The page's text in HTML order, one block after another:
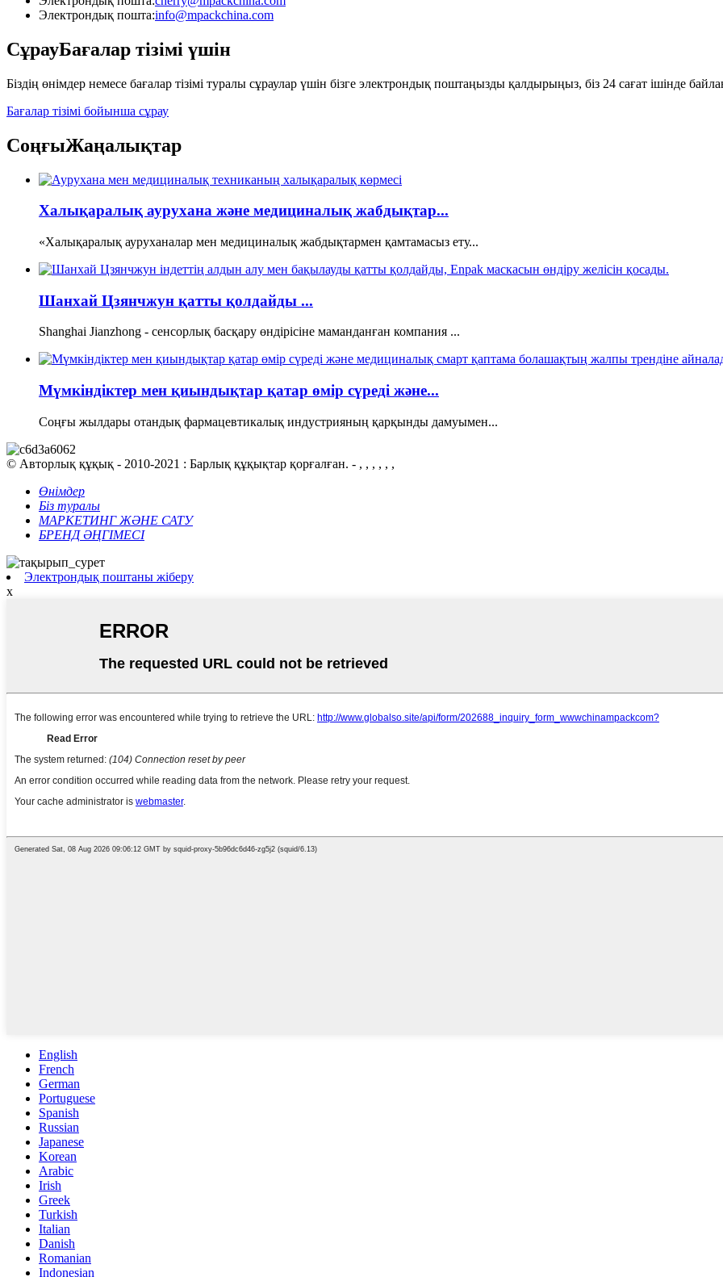
Электрондық пошта:info@mpackchina.com
СұрауБағалар тізімі үшін
Біздің өнімдер немесе бағалар тізімі туралы сұраулар үшін бізге электрондық поштаңызды қалдырыңыз, біз 24 сағат ішінде
Бағалар тізімі бойынша сұрау
СоңғыЖаңалықтар
Халықаралық аурухана және медициналық жабдықтар...
«Халықаралық ауруханалар мен медициналық жабдықтармен қамтамасыз ету...
Шанхай Цзянчжун қатты қолдайды ...
Shanghai Jianzhong - сенсорлық басқару өндірісіне маманданған компания ...
Мүмкіндіктер мен қиындықтар қатар өмір сүреді және...
Соңғы жылдары отандық фармацевтикалық индустрияның қарқынды дамуымен...
© Авторлық құқық - 2010-2021 : Барлық құқықтар қорғалған. - , , , , , ,
Өнімдер
Біз туралы
МАРКЕТИНГ ЖӘНЕ САТУ
БРЕНД ӘҢГІМЕСІ
Электрондық поштаны жіберу
x
English
French
German
Portuguese
Spanish
Russian
Japanese
Korean
Arabic
Irish
Greek
Turkish
Italian
Danish
Romanian
Indonesian